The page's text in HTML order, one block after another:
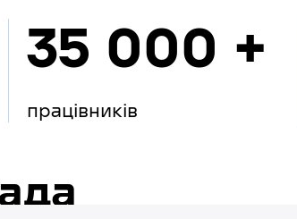
35 000 +
працівників